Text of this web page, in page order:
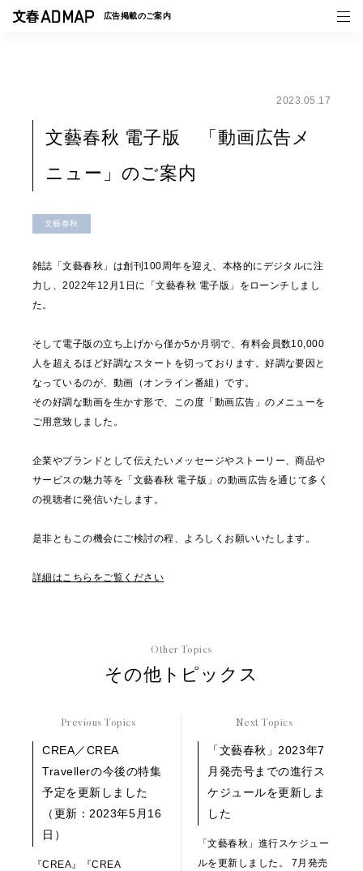
広告掲載のご案内
事例一覧
2023.05.17
文藝春秋 電子版 「動画広告メ
ニュー」のご案内
文藝春秋
雑誌「文藝春秋」は創刊100周年を迎え、本格的にデジタルに注
力し、2022年12月1日に「文藝春秋 電子版」をローンチしまし
た。
そして電子版の立ち上げから僅か5か月弱で、有料会員数10,000
人を超えるほど好調なスタートを切っております。好調な要因と
なっているのが、動画（オンライン番組）です。
その好調な動画を生かす形で、この度「動画広告」のメニューを
ご用意致しました。
企業やブランドとして伝えたいメッセージやストーリー、商品や
サービスの魅力等を「文藝春秋 電子版」の動画広告を通じて多く
の視聴者に発信いたします。
是非ともこの機会にご検討の程、よろしくお願いいたします。
詳細はこちらをご覧ください
Other Topics
その他トピックス
Previous Topics
CREA／CREA
Travellerの今後の特集
予定を更新しました
（更新：2023年5月16
日）
『CREA』『CREA
Next Topics
「文藝春秋」2023年7
月発売号までの進行ス
ケジュールを更新しま
した
「文藝春秋」進行スケジュー
ルを更新しました。 7月発売